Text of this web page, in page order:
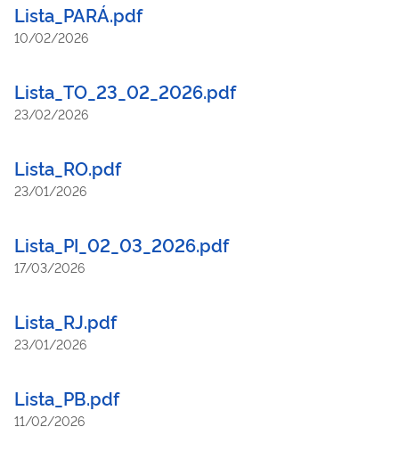
Lista_PARÁ.pdf
10/02/2026
Lista_TO_23_02_2026.pdf
23/02/2026
Lista_RO.pdf
23/01/2026
Lista_PI_02_03_2026.pdf
17/03/2026
Lista_RJ.pdf
23/01/2026
Lista_PB.pdf
11/02/2026